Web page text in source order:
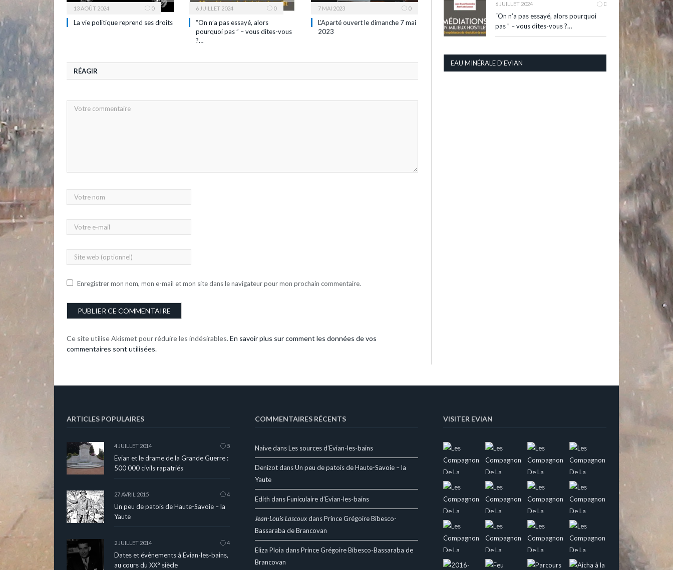
13 AOÛT 2024 0
La vie politique reprend ses droits
6 JUILLET 2024 0
“On n’a pas essayé, alors
pourquoi pas ” – vous dites-vous
?…
7 MAI 2023 0
L’Aparté ouvert le dimanche 7 mai
2023
RÉAGIR
Enregistrer mon nom, mon e-mail et mon site dans le navigateur pour mon prochain commentaire.
Ce site utilise Akismet pour réduire les indésirables. En savoir plus sur comment les données de vos
commentaires sont utilisées.
6 JUILLET 2024 0
“On n’a pas essayé, alors pourquoi
pas ” – vous dites-vous ?…
EAU MINÉRALE D’EVIAN
ARTICLES POPULAIRES
4 JUILLET 2014 5
Evian et le drame de la Grande Guerre :
500 000 civils rapatriés
27 AVRIL 2015 4
Un peu de patois de Haute-Savoie – la
Yaute
2 JUILLET 2014 4
Dates et évènements à Evian-les-bains,
au cours du XX° siècle
COMMENTAIRES RÉCENTS
NaivedansLes sources d’Evian-les-bains
DenizotdansUn peu de patois de Haute-Savoie – la
Yaute
Edith dansFuniculaire d’Evian-les-bains
Jean-Louis LascouxdansPrince Grégoire Bibesco-
Bassaraba de Brancovan
Eliza Ploia dansPrince Grégoire Bibesco-Bassaraba de
Brancovan
VISITER EVIAN